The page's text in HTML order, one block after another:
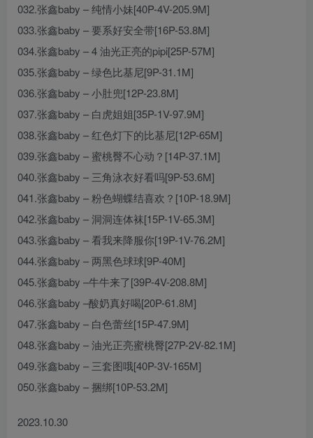
032.张鑫baby – 纯情小妹[40P-4V-205.9M]
033.张鑫baby – 要系好安全带[16P-53.8M]
034.张鑫baby – 4 油光正亮的pipi[25P-57M]
035.张鑫baby – 绿色比基尼[9P-31.1M]
036.张鑫baby – 小肚兜[12P-23.8M]
037.张鑫baby – 白虎姐姐[35P-1V-97.9M]
038.张鑫baby – 红色灯下的比基尼[12P-65M]
039.张鑫baby – 蜜桃臀不心动？[14P-37.1M]
040.张鑫baby – 三角泳衣好看吗[9P-53.6M]
041.张鑫baby – 粉色蝴蝶结喜欢？[10P-18.9M]
042.张鑫baby – 洞洞连体袜[15P-1V-65.3M]
043.张鑫baby – 看我来降服你[19P-1V-76.2M]
044.张鑫baby – 两黑色球球[9P-40M]
045.张鑫baby –牛牛来了[39P-4V-208.8M]
046.张鑫baby –酸奶真好喝[20P-61.8M]
047.张鑫baby – 白色蕾丝[15P-47.9M]
048.张鑫baby – 油光正亮蜜桃臀[27P-2V-82.1M]
049.张鑫baby – 三套图哦[40P-3V-165M]
050.张鑫baby – 捆绑[10P-53.2M]
2023.10.30